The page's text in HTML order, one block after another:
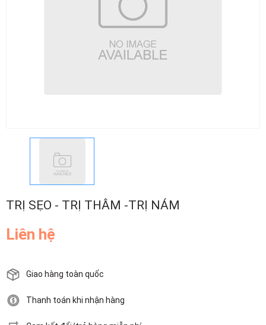
TRỊ SẸO - TRỊ THÂM -TRỊ NÁM
Liên hệ
Giao hàng toàn quốc
Thanh toán khi nhận hàng